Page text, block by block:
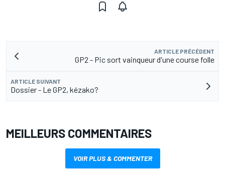
ARTICLE PRÉCÉDENT
GP2 - Pic sort vainqueur d'une course folle
ARTICLE SUIVANT
Dossier - Le GP2, kézako?
MEILLEURS COMMENTAIRES
VOIR PLUS & COMMENTER